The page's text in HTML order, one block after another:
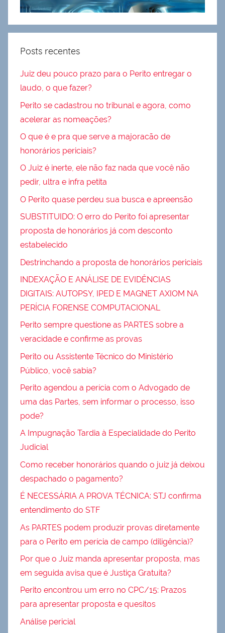
Posts recentes
Juiz deu pouco prazo para o Perito entregar o
laudo, o que fazer?
Perito se cadastrou no tribunal e agora, como
acelerar as nomeações?
O que é e pra que serve a majoracão de
honorários periciais?
O Juiz é inerte, ele não faz nada que você não
pedir, ultra e infra petita
O Perito quase perdeu sua busca e apreensão
SUBSTITUIDO: O erro do Perito foi apresentar
proposta de honorários já com desconto
estabelecido
Destrinchando a proposta de honorários periciais
INDEXAÇÃO E ANÁLISE DE EVIDÊNCIAS
DIGITAIS: AUTOPSY, IPED E MAGNET AXIOM NA
PERÍCIA FORENSE COMPUTACIONAL
Perito sempre questione as PARTES sobre a
veracidade e confirme as provas
Perito ou Assistente Técnico do Ministério
Público, você sabia?
Perito agendou a perícia com o Advogado de
uma das Partes, sem informar o processo, isso
pode?
A Impugnação Tardia à Especialidade do Perito
Judicial
Como receber honorários quando o juiz já deixou
despachado o pagamento?
É NECESSÁRIA A PROVA TÉCNICA: STJ confirma
entendimento do STF
As PARTES podem produzir provas diretamente
para o Perito em perícia de campo (diligência)?
Por que o Juiz manda apresentar proposta, mas
em seguida avisa que é Justiça Gratuita?
Perito encontrou um erro no CPC/15: Prazos
para apresentar proposta e quesitos
Análise pericial